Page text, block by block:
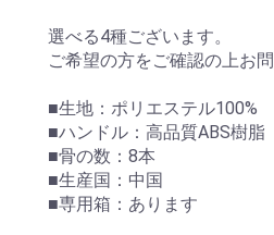
選べる4種ございます。
ご希望の方をご確認の上お
■生地：ポリエステル100%
■ハンドル：高品質ABS樹脂
■骨の数：8本
■生産国：中国
■専用箱：あります